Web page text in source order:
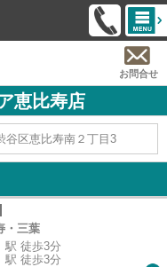
お問合せ
恵比寿店
谷区恵比寿南２丁目3
・三葉
駅 徒歩3分
駅 徒歩3分